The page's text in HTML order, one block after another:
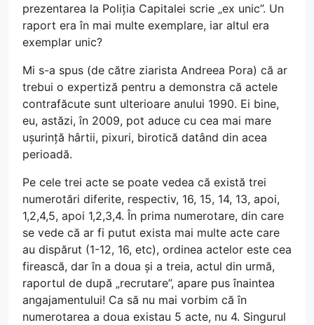
prezentarea la Poliția Capitalei scrie „ex unic”. Un
raport era în mai multe exemplare, iar altul era
exemplar unic?
Mi s-a spus (de către ziarista Andreea Pora) că ar
trebui o expertiză pentru a demonstra că actele
contrafăcute sunt ulterioare anului 1990. Ei bine,
eu, astăzi, în 2009, pot aduce cu cea mai mare
ușurință hârtii, pixuri, birotică datând din acea
perioadă.
Pe cele trei acte se poate vedea că există trei
numerotări diferite, respectiv, 16, 15, 14, 13, apoi,
1,2,4,5, apoi 1,2,3,4. În prima numerotare, din care
se vede că ar fi putut exista mai multe acte care
au dispărut (1-12, 16, etc), ordinea actelor este cea
firească, dar în a doua și a treia, actul din urmă,
raportul de după „recrutare”, apare pus înaintea
angajamentului! Ca să nu mai vorbim că în
numerotarea a doua existau 5 acte, nu 4. Singurul